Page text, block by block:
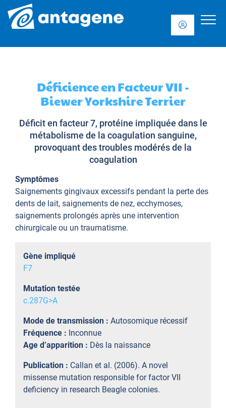
Déficience en Facteur VII -
Biewer Yorkshire Terrier
Déficit en facteur 7, protéine impliquée dans le
métabolisme de la coagulation sanguine,
provoquant des troubles modérés de la
coagulation
Symptômes
Saignements gingivaux excessifs pendant la perte des
dents de lait, saignements de nez, ecchymoses,
saignements prolongés après une intervention
chirurgicale ou un traumatisme.
Gène impliqué
F7
Mutation testée
c.287G>A
Mode de transmission : Autosomique récessif
Fréquence : Inconnue
Age d’apparition : Dès la naissance
Publication : Callan et al. (2006). A novel
missense mutation responsible for factor VII
deficiency in research Beagle colonies.